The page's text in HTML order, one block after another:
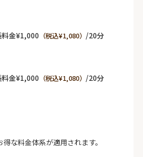
金¥1,000 （税込¥1,080） /20分
金¥1,000 （税込¥1,080） /20分
な料金体系が適用されます。